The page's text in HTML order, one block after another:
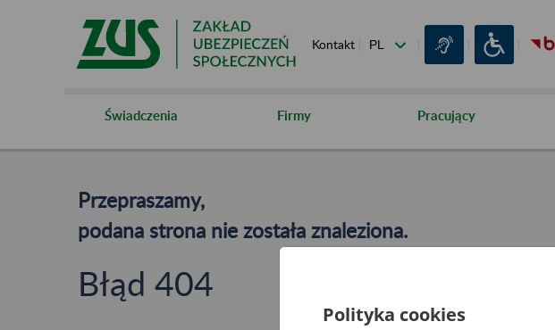
Kontakt
Świadczenia Firmy Pracujący
Przepraszamy,
podana strona nie została znaleziona.
Błąd 404
Polityka cookies